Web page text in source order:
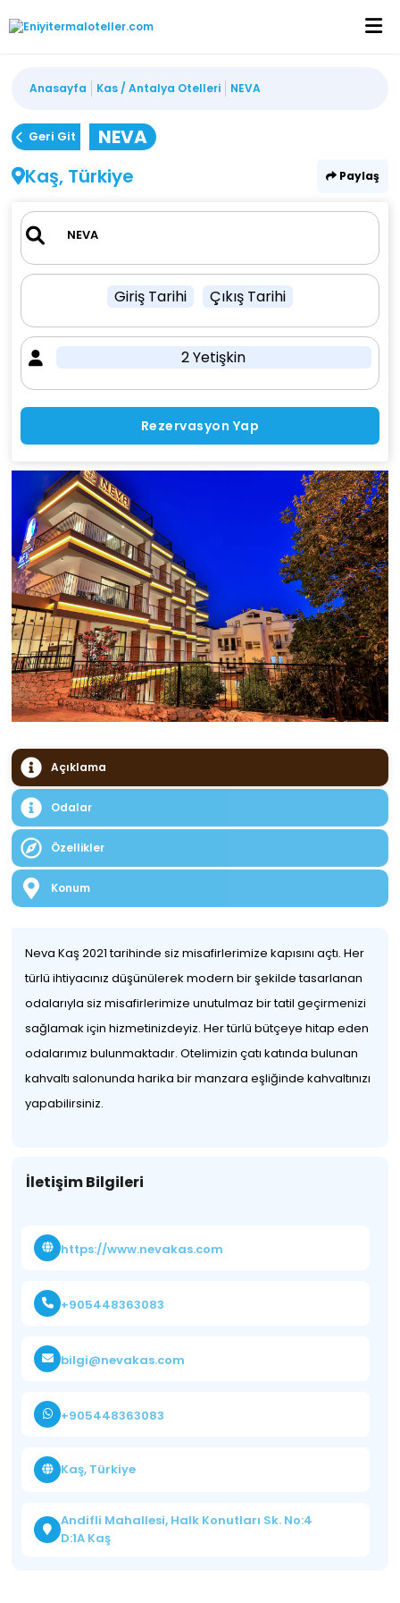
Anasayfa Kas / Antalya Otelleri NEVA
Geri Git
NEVA
Kaş, Türkiye
Paylaş
Giriş Tarihi Çıkış Tarihi
2 Yetişkin
Rezervasyon Yap
Açıklama
Odalar
Özellikler
Konum
Neva Kaş 2021 tarihinde siz misafirlerimize kapısını açtı. Her
türlü ihtiyacınız düşünülerek modern bir şekilde tasarlanan
odalarıyla siz misafirlerimize unutulmaz bir tatil geçirmenizi
sağlamak için hizmetinizdeyiz. Her türlü bütçeye hitap eden
odalarımız bulunmaktadır. Otelimizin çatı katında bulunan
kahvaltı salonunda harika bir manzara eşliğinde kahvaltınızı
yapabilirsiniz.
İletişim Bilgileri
https://www.nevakas.com
+905448363083
bilgi@nevakas.com
+905448363083
Kaş, Türkiye
Andifli Mahallesi, Halk Konutları Sk. No:4
D:1A Kaş